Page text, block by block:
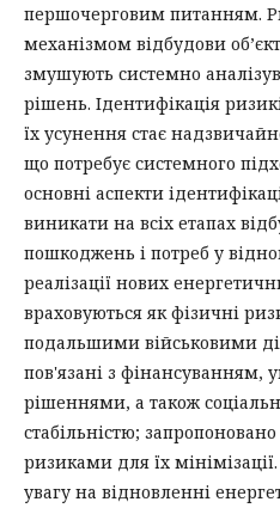
першочерговим питанням.
механізмом відбудови
змушують системно
рішень. Ідентифікація
їх усунення стає
що потребує системного
основні аспекти
виникати на всіх етапах
пошкоджень і потреб у
реалізації нових
враховуються як фізичні
подальшими військовими
пов'язані з фінансуванням,
рішеннями, а також
стабільністю;
ризиками для їх
увагу на відновленні